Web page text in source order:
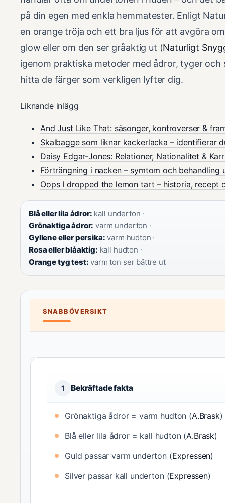
på din egen med enkla hemmatester. Enligt
en orange tröja och ett bra ljus för att avgöra
glow eller om den ser gråaktig ut (Naturligt
igenom praktiska metoder med ådror, tyger och
hitta de färger som verkligen lyfter dig.
Liknande inlägg
And Just Like That: säsonger, kontroverser &
Skalbagge som liknar kackerlacka – identifierar
Daisy Edgar-Jones: Relationer, Nationalitet &
Förträngning i nacken – symtom och behandling
Oops I dropped the lemon tart – historia, recept
Blå eller lila ådror: kall underton ·
Grönaktiga ådror: varm underton ·
Gyllene eller persika: varm hudton ·
Rosa eller blåaktig: kall hudton ·
Orange tyg test: varm ton ser bättre ut
SNABBÖVERSIKT
1 Bekräftade fakta
Grönaktiga ådror = varm hudton (A.Brask)
Blå eller lila ådror = kall hudton (A.Brask)
Guld passar varm underton (Expressen)
Silver passar kall underton (Expressen)